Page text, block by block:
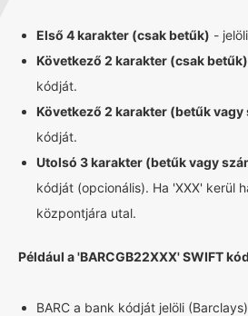
Első 4 karakter (csak betűk) -
Következő 2 karakter (csak betűk)
kódját.
Következő 2 karakter (betűk vagy
kódját.
Utolsó 3 karakter (betűk vagy
kódját (opcionális). Ha 'XXX' kerül
központjára utal.
Például a 'BARCGB22XXX' SWIFT
BARC a bank kódját jelöli (Barclays)